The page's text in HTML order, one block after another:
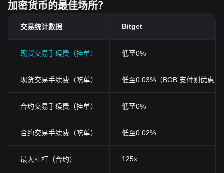
加密货币的最佳场所？
交易统计数据 Bitget
现货交易手续费（挂单） 低至0%
现货交易手续费（吃单） 低至0.03%（BGB 支付则优惠至
合约交易手续费（挂单） 低至0%
合约交易手续费（吃单） 低至0.02%
最大杠杆（合约） 125x